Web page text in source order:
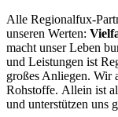
Alle Regionalfux-
unseren Werten:
macht unser Leben
und Leistungen ist
großes Anliegen. Wir
Rohstoffe. Allein ist
und unterstützen uns